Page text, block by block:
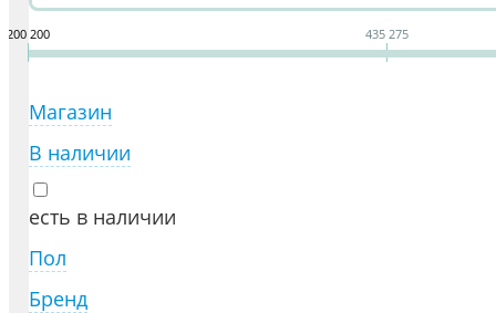
200 200 435 275
Магазин
В наличии
есть в наличии
Пол
Бренд